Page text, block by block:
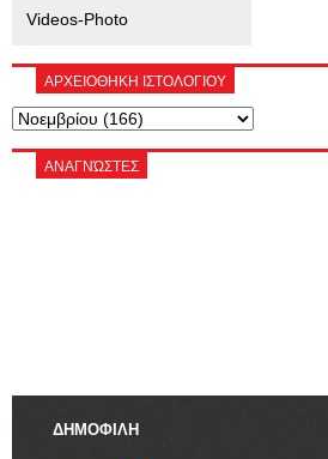
Videos-Photo
ΑΡΧΕΙΟΘΗΚΗ ΙΣΤΟΛΟΓΙΟΥ
ΑΝΑΓΝΏΣΤΕΣ
ΔΗΜΟΦΙΛΗ